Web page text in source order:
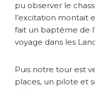
pu observer le
l’excitation montait
fait un baptême de
voyage dans les
Puis notre tour est
places, un pilote et